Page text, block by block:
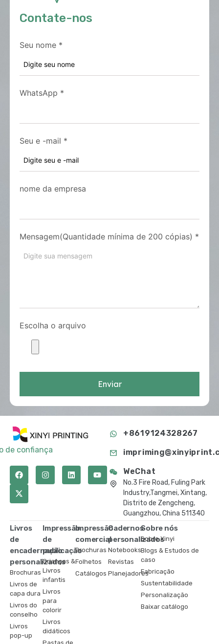
Contate-nos
Seu nome *
WhatsApp *
Seu e -mail *
nome da empresa
Mensagem(Quantidade mínima de 200 cópias) *
Escolha o arquivo
Enviar
de confiança
+8619124328267
WeChat
No.3 Fire Road, Fuling Park
Industry,Tangmei, Xintang,
Distrito de Zengcheng,
Guangzhou, China 511340
Livros
de
encadernação
personalizados
Brochuras
Livros de
capa dura
Livros do
conselho
Livros
pop-up
Impressão
de
publicação
Crianças &
Livros
infantis
Livros
para
colorir
Livros
didáticos
Impressão
comercial
Brochuras
Folhetos
Catálogos
Cadernos
personalizados
Notebooks
Revistas
Planejadores
Sobre nós
Sobre Xinyi
Blogs & Estudos de
caso
Fabricação
Sustentabilidade
Personalização
Baixar catálogo